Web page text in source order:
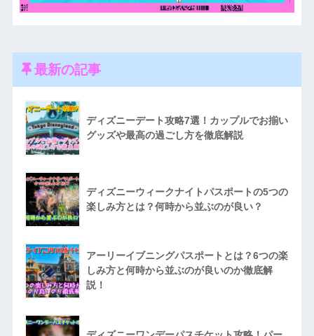
最新の記事
ディズニーデート攻略7選！カップルでお揃い
グッズや最高の過ごし方を徹底解説
ディズニーウィークナイトパスポートの5つの
楽しみ方とは？何時から並ぶのが良い？
アーリーイブニングパスポートとは？6つの楽
しみ方と何時から並ぶのが良いのか徹底解
説！